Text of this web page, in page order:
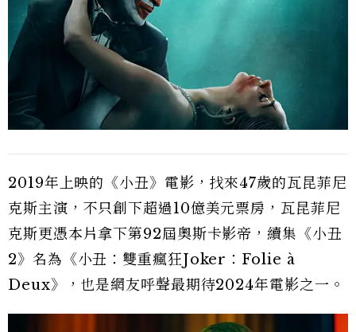
2019年上映的《小丑》電影，找來47歲的瓦昆菲尼
克斯主演，不只創下超過10億美元票房，瓦昆菲尼
克斯更憑本片拿下第92屆奧斯卡影帝，續集《小丑
2》名為《小丑：雙重瘋狂Joker：Folie à
Deux》，也是網友呼聲最期待2024年電影之一。